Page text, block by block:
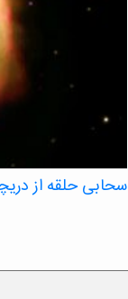
سحابی حلقه از